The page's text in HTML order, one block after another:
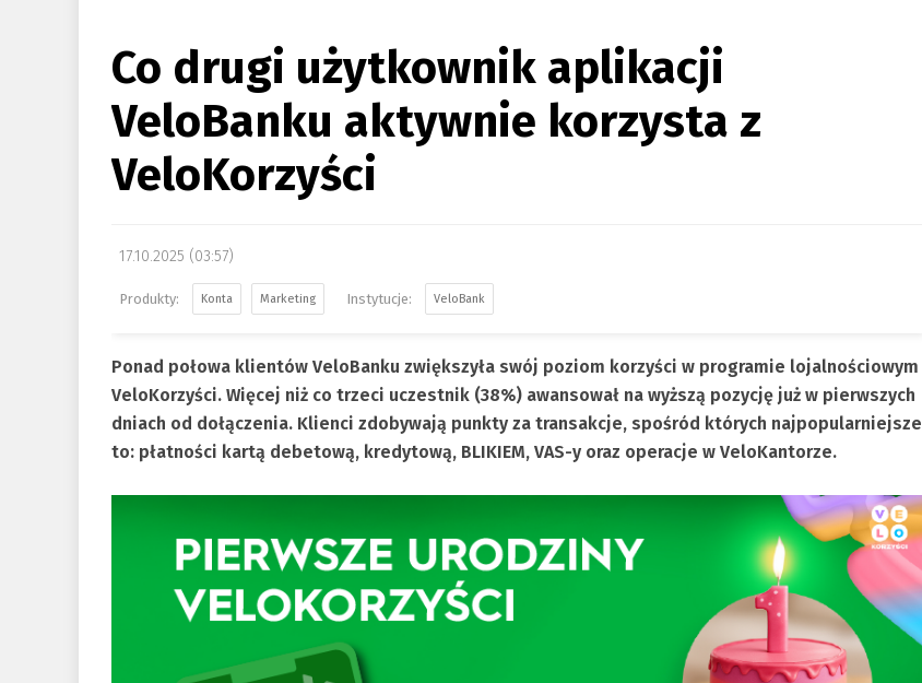
Co drugi użytkownik aplikacji
VeloBanku aktywnie korzysta z
VeloKorzyści
17.10.2025 (03:57)
Konta Marketing VeloBank
Ponad połowa klientów VeloBanku zwiększyła swój poziom korzyści w programie lojalnościowym
VeloKorzyści. Więcej niż co trzeci uczestnik (38%) awansował na wyższą pozycję już w pierwszych
dniach od dołączenia. Klienci zdobywają punkty za transakcje, spośród których najpopularniejsze
to: płatności kartą debetową, kredytową, BLIKIEM, VAS-y oraz operacje w VeloKantorze.